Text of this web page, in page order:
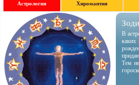
Астрология Хиромантия
В
каких
Тем